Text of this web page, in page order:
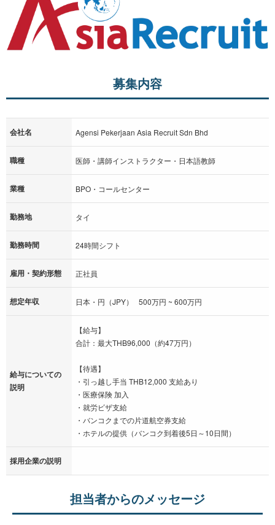
募集内容
会社名 Agensi Pekerjaan Asia Recruit Sdn Bhd
職種 医師・講師インストラクター・日本語教師
業種 BPO・コールセンター
勤務地 タイ
勤務時間 24時間シフト
雇用・契約形態 正社員
想定年収 日本・円（JPY） 500万円 ~ 600万円
給与についての
説明
【給与】
合計：最大THB96,000（約47万円）
【待遇】
・引っ越し手当 THB12,000 支給あり
・医療保険 加入
・就労ビザ支給
・バンコクまでの片道航空券支給
・ホテルの提供（バンコク到着後5日～10日間）
採用企業の説明
担当者からのメッセージ